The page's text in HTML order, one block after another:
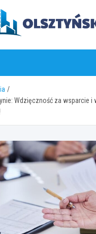
Wdzięczność za wsparcie i